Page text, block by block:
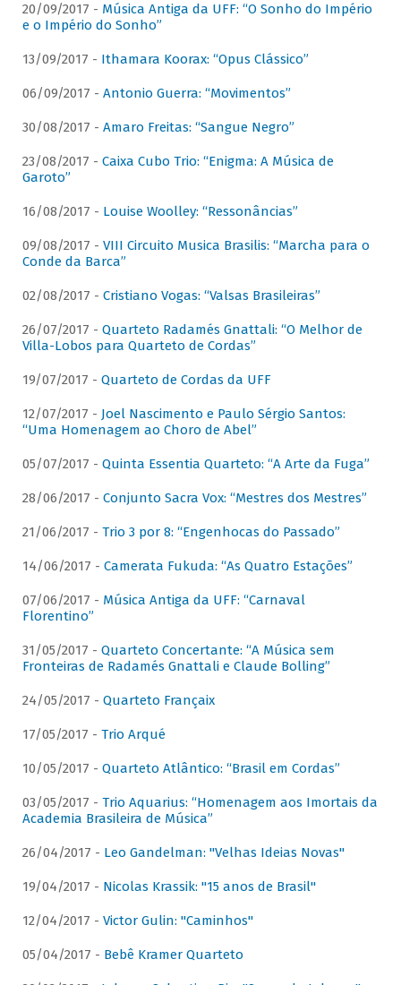
20/09/2017 - Música Antiga da UFF: “O Sonho do Império
e o Império do Sonho”
13/09/2017 - Ithamara Koorax: “Opus Clássico”
06/09/2017 - Antonio Guerra: “Movimentos”
30/08/2017 - Amaro Freitas: “Sangue Negro”
23/08/2017 - Caixa Cubo Trio: “Enigma: A Música de
Garoto”
16/08/2017 - Louise Woolley: “Ressonâncias”
09/08/2017 - VIII Circuito Musica Brasilis: “Marcha para o
Conde da Barca”
02/08/2017 - Cristiano Vogas: “Valsas Brasileiras”
26/07/2017 - Quarteto Radamés Gnattali: “O Melhor de
Villa-Lobos para Quarteto de Cordas”
19/07/2017 - Quarteto de Cordas da UFF
12/07/2017 - Joel Nascimento e Paulo Sérgio Santos:
“Uma Homenagem ao Choro de Abel”
05/07/2017 - Quinta Essentia Quarteto: “A Arte da Fuga”
28/06/2017 - Conjunto Sacra Vox: “Mestres dos Mestres”
21/06/2017 - Trio 3 por 8: “Engenhocas do Passado”
14/06/2017 - Camerata Fukuda: “As Quatro Estações”
07/06/2017 - Música Antiga da UFF: “Carnaval
Florentino”
31/05/2017 - Quarteto Concertante: “A Música sem
Fronteiras de Radamés Gnattali e Claude Bolling”
24/05/2017 - Quarteto Françaix
17/05/2017 - Trio Arqué
10/05/2017 - Quarteto Atlântico: “Brasil em Cordas”
03/05/2017 - Trio Aquarius: “Homenagem aos Imortais da
Academia Brasileira de Música”
26/04/2017 - Leo Gandelman: "Velhas Ideias Novas"
19/04/2017 - Nicolas Krassik: "15 anos de Brasil"
12/04/2017 - Victor Gulin: "Caminhos"
05/04/2017 - Bebê Kramer Quarteto